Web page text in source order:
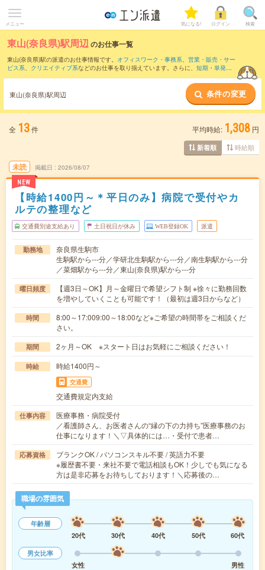
メニュー 気になる! ログイン 検索
東山(奈良県)駅周辺のお仕事一覧
東山(奈良県)駅の派遣のお仕事情報です。 オフィスワーク・事務系、 営業・販売・サー
ビス系、 クリエイティブ系などのお仕事を取り揃えています。さらに、 短期 ・ 単発な
また、吉田(大阪府)駅・ 八尾駅
など近隣駅のお仕
事もご確認いただけます。
東山(奈良県)駅周辺 条件の変更
全 13件 平均時給: 1,308 円
新着順 時給順
未読
NEW
掲載日 2026/08/07
【時給1400円～＊平日のみ】病院で受付やカ
ルテの整理など
交通費別途支給あり 土日祝日が休み WEB登録OK 派遣
勤務地
奈良県生駒市
生駒駅から---分／学研北生駒駅から---分／南生駒駅から---分
／菜畑駅から---分／東山(奈良県)駅から---分
曜日頻度
【週3日～OK】月～金曜日で希望シフト制 ※徐々に勤務回数
を増やしていくことも可能です！（最初は週3日からなど）
時間
8:00～17:009:00～18:00など※ご希望の時間帯をご相談くだ
さい。
期間 2ヶ月～OK ※スタート日はお気軽にご相談ください！
時給 時給1400円～
交通費
交通費規定内支給
仕事内容
医療事務・病院受付
／看護師さん、お医者さんの“縁の下の力持ち”医療事務のお
仕事になります！＼▽具体的には…・受付で患者…
応募資格
ブランクOK / パソコンスキル不要 / 英語力不要
※履歴書不要・来社不要で電話相談もOK！少しでも気になる
方は是非応募をお待ちしております！＼応募後の…
職場の雰囲気
年齢層
20代
30代 40代 50代
60代
男女比率
女性
男性